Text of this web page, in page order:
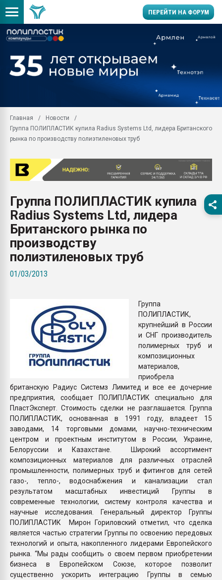
ПЕРЕЙТИ НА ФОРУМ
производство SPC
заводу пластмасс"
28.07.2026
первый план в
28.07.2026
ситуацией на
Главная
Новости
Группа ПОЛИПЛАСТИК купила Radius Systems Ltd, лидера Британского
рынка по производству полиэтиленовых труб
Группа ПОЛИПЛАСТИК купила
Radius Systems Ltd, лидера
Британского рынка по
производству
полиэтиленовых труб
01/03/2013
Группа
ПОЛИПЛАСТИК,
крупнейший в России
и СНГ производитель
полимерных труб и
композиционных
материалов,
приобрела
британскую Радиус Системз Лимитед и все ее дочерние
предприятия, сообщает ПОЛИПЛАСТИК специально для
ПластЭксперт. Стоимость сделки не разглашается. Группа
ПОЛИПЛАСТИК, основанная в 1991 году, владеет 15
заводами, 14 торговыми домами, научно-техническим
центром и проектным институтом в России, Украине,
Белоруссии и Казахстане. Широкий ассортимент
композиционных материалов для различных отраслей
промышленности, полимерных труб и фитингов для сетей
газо-, тепло-, водоснабжения и канализации стал
результатом масштабных инвестиций Группы в
современные технологии, систему контроля качества и
научные исследования. Генеральный директор Группы
ПОЛИПЛАСТИК Мирон Гориловский отметил, что сделка
является частью стратегии Группы по освоению передовых
технологий и опыта, накопленного лидерами Европейского
рынка. “Мы рады сообщить о своем первом приобретении
бизнеса в Европейском Союзе, которое позволит
существенно ускорить интеграцию Группы в семью